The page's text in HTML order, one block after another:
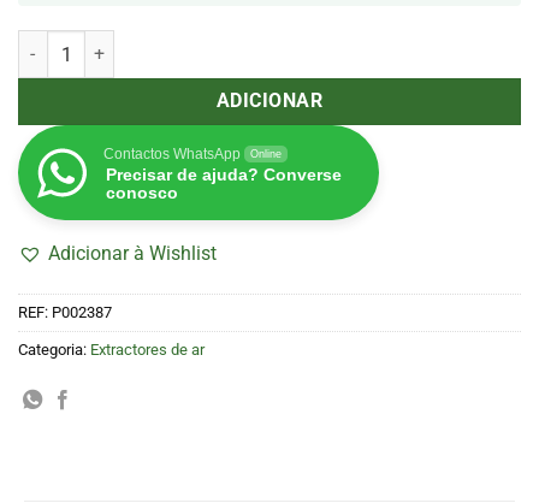
Quantidade de Extractor TT-150 Smart Dual 405-520 m3/h cornwall
ADICIONAR
Contactos WhatsApp Online
Precisar de ajuda? Converse
conosco
Adicionar à Wishlist
REF: P002387
Categoria: Extractores de ar